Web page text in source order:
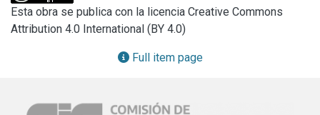
capitaliza en elementos del framework que aquí se
introduce. Ese marco de trabajo tendrá como objetivos
aumentar la reusabilidad, disminuir los costos de
mantenimiento, y fomentar la comunicación entre los
marco de trabajo a otros usuarios ajenos al desarrollo de
Esta obra se publica con la licencia Creative Commons
Attribution 4.0 International (BY 4.0)
Full item page